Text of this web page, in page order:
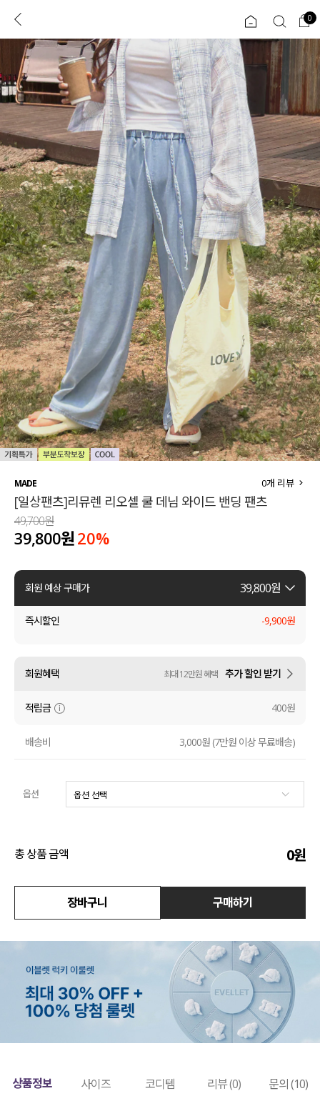
로그인 0
ENG
TW
JP
콘텐츠 리뷰 & 혜택 플러스핏 회원혜택 입
CATEGORY COMMUNITY
도착보장⚡
인플루언서 pick!
신상 5%
베스트
MADE
세트할인 ~30%
하객룩
살안타템
110사이즈
티셔츠
팬츠
셔츠
원피스
수영복
아우터
코디템
ALL
익스클루시브
아우터
티셔츠
니트
블라우스
원피스
팬츠
스커트
언더웨어
0
MADE
[일상팬츠]리뮤렌 리오셀 쿨 데님 와이드 밴딩 팬츠
0개 리뷰
49,700원
39,800원 20%
회원 예상 구매가 39,800원
즉시할인 -9,900원
회원혜택 최대 12만원 혜택 추가 할인 받기
적립금 400원
배송비 3,000원 (7만원 이상 무료배송)
옵션
총 상품 금액 0원
장바구니 구매하기
상품정보 사이즈 코디템 리뷰 (0) 문의 (10)